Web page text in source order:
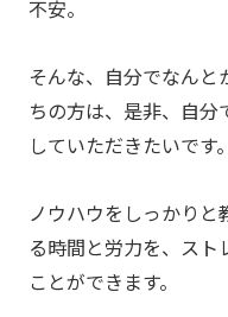
不安。
そんな、自分でなん
ちの方は、是非、自分
していただきたいです。
ノウハウをしっかりと
る時間と労力を、ス
ことができます。